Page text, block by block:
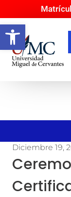
Abrir
Diciembre 19,